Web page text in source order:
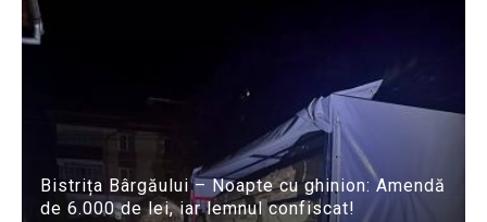
Bistrița Bârgăului – Noapte cu ghinion: Amendă
de 6.000 de lei, iar lemnul confiscat!